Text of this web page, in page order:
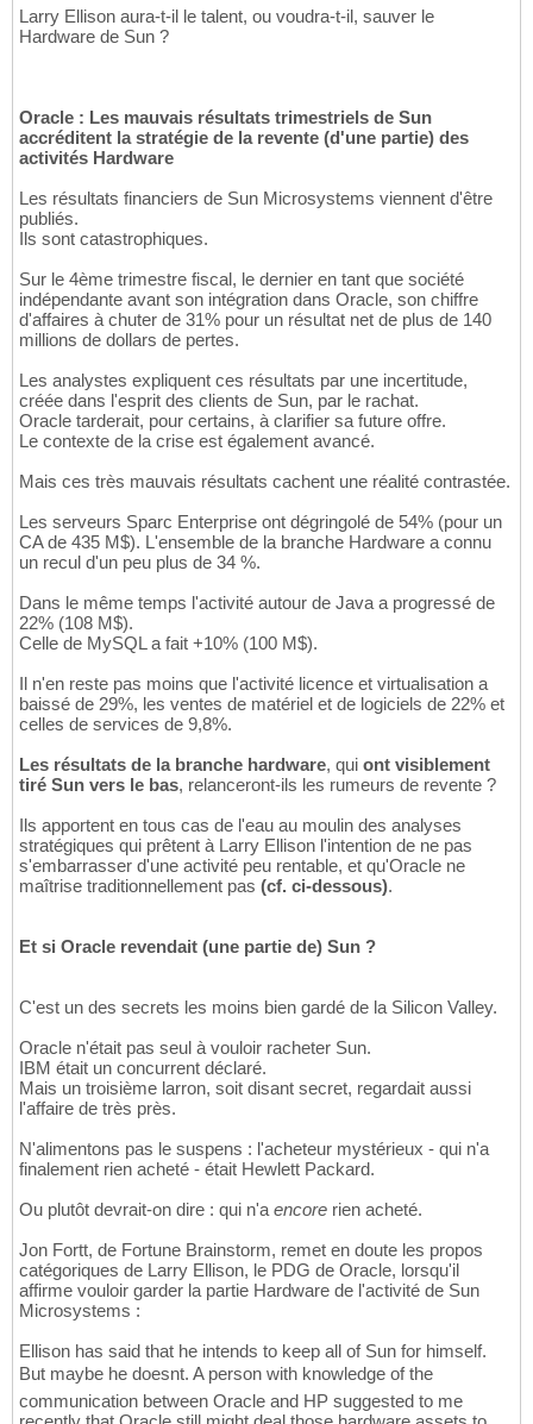
Larry Ellison aura-t-il le talent, ou voudra-t-il, sauver le
Hardware de Sun ?
Oracle : Les mauvais résultats trimestriels de Sun
accréditent la stratégie de la revente (d'une partie) des
activités Hardware
Les résultats financiers de Sun Microsystems viennent d'être
publiés.
Ils sont catastrophiques.
Sur le 4ème trimestre fiscal, le dernier en tant que société
indépendante avant son intégration dans Oracle, son chiffre
d'affaires à chuter de 31% pour un résultat net de plus de 140
millions de dollars de pertes.
Les analystes expliquent ces résultats par une incertitude,
créée dans l'esprit des clients de Sun, par le rachat.
Oracle tarderait, pour certains, à clarifier sa future offre.
Le contexte de la crise est également avancé.
Mais ces très mauvais résultats cachent une réalité contrastée.
Les serveurs Sparc Enterprise ont dégringolé de 54% (pour un
CA de 435 M$). L'ensemble de la branche Hardware a connu
un recul d'un peu plus de 34 %.
Dans le même temps l'activité autour de Java a progressé de
22% (108 M$).
Celle de MySQL a fait +10% (100 M$).
Il n'en reste pas moins que l'activité licence et virtualisation a
baissé de 29%, les ventes de matériel et de logiciels de 22% et
celles de services de 9,8%.
Les résultats de la branche hardware, qui ont visiblement
tiré Sun vers le bas, relanceront-ils les rumeurs de revente ?
Ils apportent en tous cas de l'eau au moulin des analyses
stratégiques qui prêtent à Larry Ellison l'intention de ne pas
s'embarrasser d'une activité peu rentable, et qu'Oracle ne
maîtrise traditionnellement pas (cf. ci-dessous).
Et si Oracle revendait (une partie de) Sun ?
C'est un des secrets les moins bien gardé de la Silicon Valley.
Oracle n'était pas seul à vouloir racheter Sun.
IBM était un concurrent déclaré.
Mais un troisième larron, soit disant secret, regardait aussi
l'affaire de très près.
N'alimentons pas le suspens : l'acheteur mystérieux - qui n'a
finalement rien acheté - était Hewlett Packard.
Ou plutôt devrait-on dire : qui n'a encore rien acheté.
Jon Fortt, de Fortune Brainstorm, remet en doute les propos
catégoriques de Larry Ellison, le PDG de Oracle, lorsqu'il
affirme vouloir garder la partie Hardware de l'activité de Sun
Microsystems :
Ellison has said that he intends to keep all of Sun for himself.
But maybe he doesnt. A person with knowledge of the
communication between Oracle and HP suggested to me